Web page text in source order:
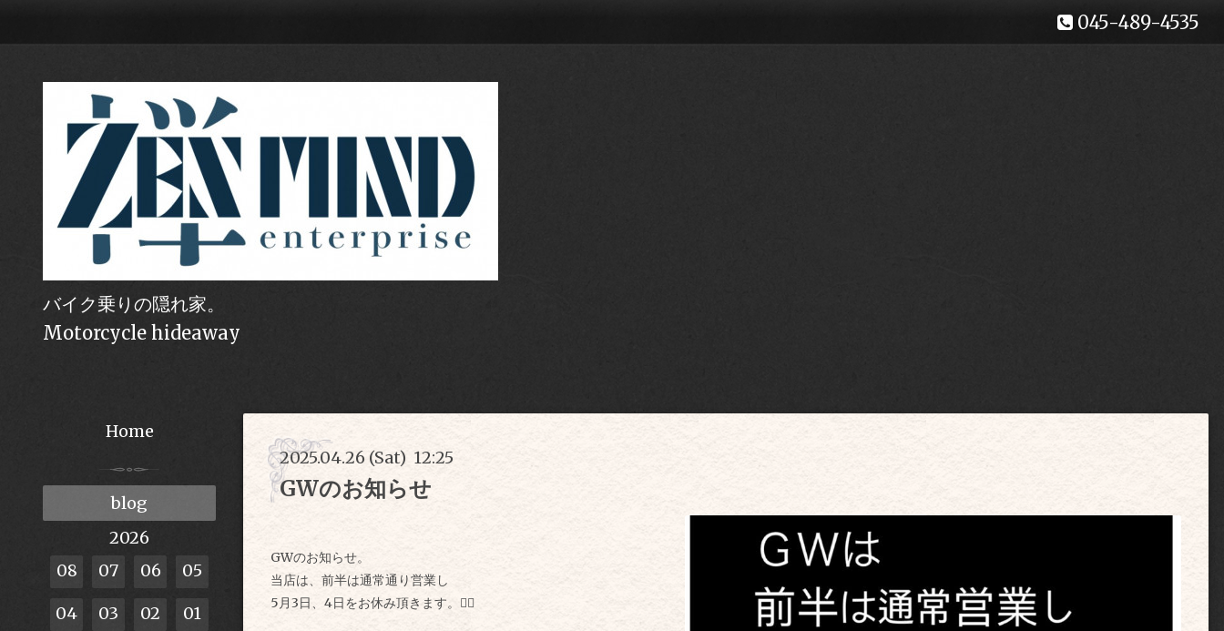
045-489-4535
バイク乗りの隠れ家。
Motorcycle hideaway
2025.04.26 (Sat) 12:25
GWのお知らせ
GWのお知らせ。
当店は、前半は通常通り営業し
5月3日、4日をお休み頂きます。🙇‍♂️
Home
blog
2026
08
07 06 05
04 03 02 01